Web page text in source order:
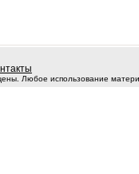
Любое использование